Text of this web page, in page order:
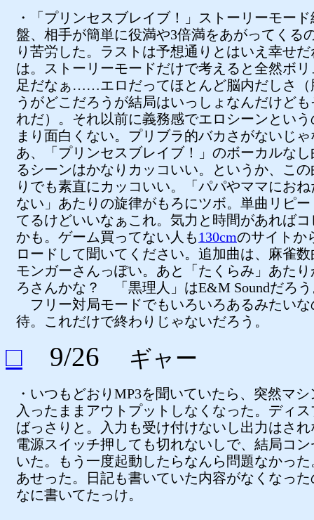
・「プリンセスブレイブ！」ストーリーモー
盤、相手が簡単に役満や3倍満をあがってくる
り苦労した。ラストは予想通りとはいえ幸せ
は。ストーリーモードだけで考えると全然ボ
足だなぁ……エロだってほとんど脳内だしさ（
うがどこだろうが結局はいっしょなんだけど
れだ）。それ以前に義務感でエロシーンとい
まり面白くない。プリブラ的バカさがないじ
あ、「プリンセスブレイブ！」のボーカルな
るシーンはかなりカッコいい。というか、こ
りでも素直にカッコいい。「パパやママにお
ない」あたりの旋律がもろにツボ。単曲リピ
てるけどいいなぁこれ。気力と時間があれば
かも。ゲーム買ってない人も130cmのサイトか
ロードして聞いてください。追加曲は、麻雀
モンガーさんっぽい。あと「たくらみ」あた
ろさんかな？ 「黒理人」はE&M Soundだろ
フリー対局モードでもいろいろあるみたいな
待。これだけで終わりじゃないだろう。
□ 9/26 ギャー
・いつもどおりMP3を聞いていたら、突然マ
入ったままアウトプットしなくなった。ディ
ばっさりと。入力も受け付けないし出力はさ
電源スイッチ押しても切れないしで、結局コ
いた。もう一度起動したらなんら問題なかっ
あせった。日記も書いていた内容がなくなっ
なに書いてたっけ。